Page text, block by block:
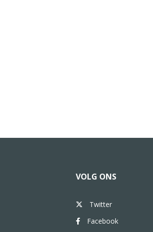
VOLG ONS
Twitter
Facebook